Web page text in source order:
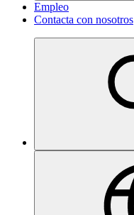
Empleo
Contacta con nosotros